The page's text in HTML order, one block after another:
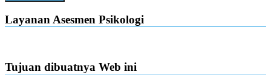
Layanan Asesmen Psikologi
Tujuan dibuatnya Web ini